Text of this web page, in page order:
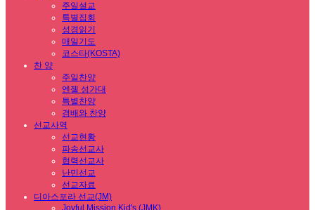
주일설교
특별집회
성경읽기
매일기도
코스타(KOSTA)
찬 양
주일찬양
엔젤 성가대
특별찬양
경배와 찬양
선교사역
선교현황
파송선교사
협력선교사
난민선교
선교자료
디아스포라 선교(JM)
Joyful Mission Kid's (JMK)